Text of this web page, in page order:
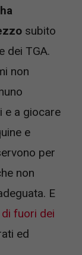
subito
dei TGA.
non
e a giocare
e
per
non
E
di fuori dei
ed